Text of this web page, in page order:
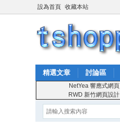
設為首頁 收藏本站
精選文章 討論區
NetYea 響應式網頁
RWD 新竹網頁設計